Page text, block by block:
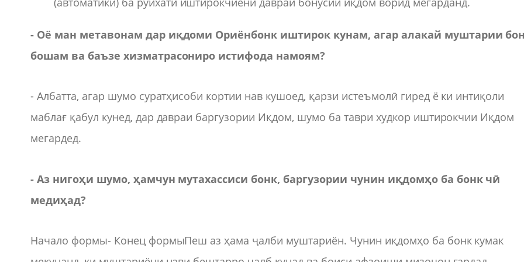
- Оё ман метавонам дар иқдоми Ориёнбонк иштирок кунам, агар алакай муштарии
бошам ва баъзе хизматрасониро истифода намоям?
- Албатта, агар шумо суратҳисоби кортии нав кушоед, қарзи истеъмолӣ гиред ё ки интиқоли
маблағ қабул кунед, дар давраи баргузории Иқдом, шумо ба таври худкор иштирокчии Иқдом
мегардед.
- Аз нигоҳи шумо, ҳамчун мутахассиси бонк, баргузории чунин иқдомҳо ба бонк чӣ
медиҳад?
Начало формы- Конец формыПеш аз ҳама ҷалби муштариён. Чунин иқдомҳо ба бонк кумак